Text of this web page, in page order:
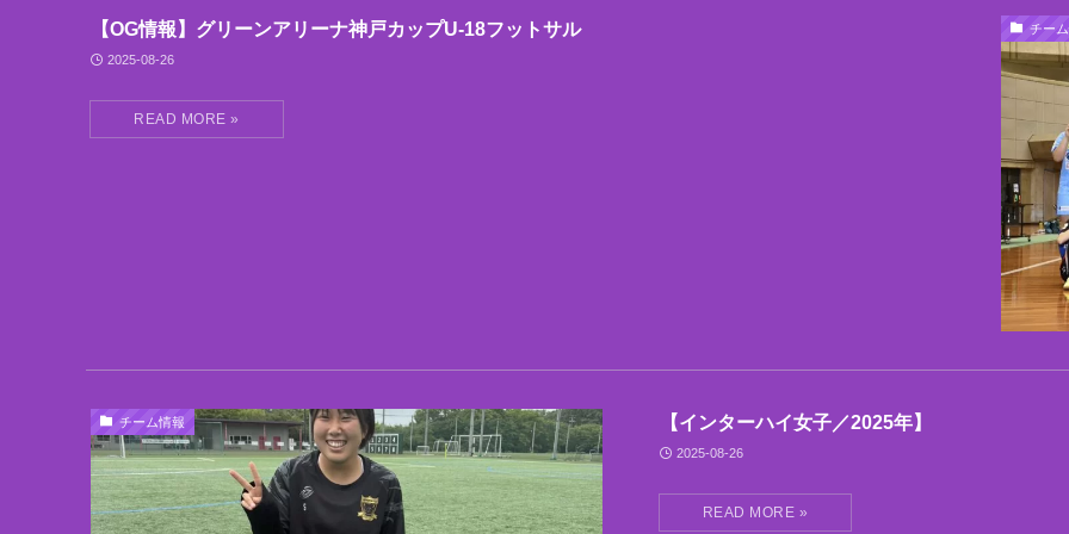
チー
【OG情報】グリーンアリーナ神戸カップU-18フットサル
2025-08-26
チーム情報 【インターハイ女子／2025年】
2025-08-26